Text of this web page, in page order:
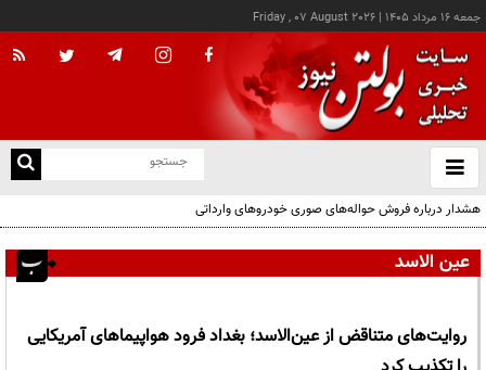
جمعه ۱۶ مرداد ۱۴۰۵ |
Friday , 07 August 2026
باز
و
هشدار درباره فروش حواله‌های صوری خودروهای وارداتی
عین الاسد
روایت‌های متناقض از عین‌الاسد؛ بغداد فرود هواپیماهای آمریکایی